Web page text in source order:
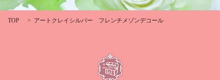
TOP アートクレイシルバー フレンチメゾンデコール